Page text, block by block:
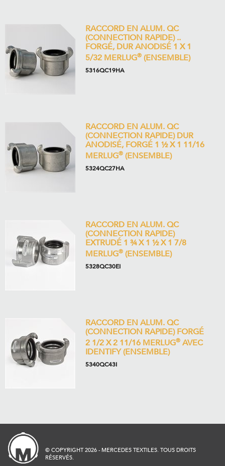
RACCORD EN ALUM. QC
(CONNECTION RAPIDE) ..
FORGÉ, DUR ANODISÉ 1 X 1
5/32 MERLUG® (ENSEMBLE)
5316QC19HA
RACCORD EN ALUM. QC
(CONNECTION RAPIDE) DUR
ANODISÉ, FORGÉ 1 ½ X 1 11/16
MERLUG® (ENSEMBLE)
5324QC27HA
RACCORD EN ALUM. QC
(CONNECTION RAPIDE)
EXTRUDÉ 1 ¾ X 1 ½ X 1 7/8
MERLUG® (ENSEMBLE)
5328QC30EI
RACCORD EN ALUM. QC
(CONNECTION RAPIDE) FORGÉ
2 1/2 X 2 11/16 MERLUG® AVEC
IDENTIFY (ENSEMBLE)
5340QC43I
© COPYRIGHT 2026 - MERCEDES TEXTILES. TOUS DROITS
RÉSERVÉS.